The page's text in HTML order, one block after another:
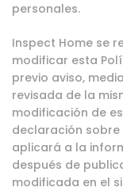
personales.
Inspect Home se
modificar esta
previo aviso,
revisada de la
modificación de
declaración
aplicará a la
después de
modificada en el